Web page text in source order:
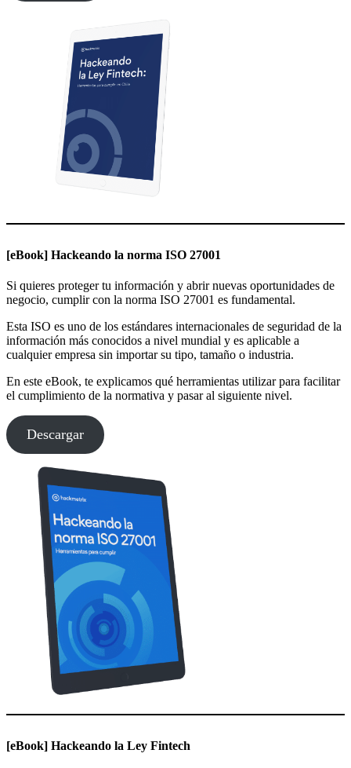
[eBook] Hackeando la norma ISO 27001
Si quieres proteger tu información y abrir nuevas oportunidades de
negocio, cumplir con la norma ISO 27001 es fundamental.
Esta ISO es uno de los estándares internacionales de seguridad de la
información más conocidos a nivel mundial y es aplicable a
cualquier empresa sin importar su tipo, tamaño o industria.
En este eBook, te explicamos qué herramientas utilizar para facilitar
el cumplimiento de la normativa y pasar al siguiente nivel.
Descargar
[eBook] Hackeando la Ley Fintech